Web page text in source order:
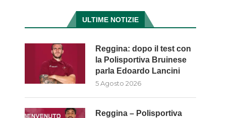
ULTIME NOTIZIE
Reggina: dopo il test con
la Polisportiva Bruinese
parla Edoardo Lancini
5 Agosto 2026
Reggina – Polisportiva